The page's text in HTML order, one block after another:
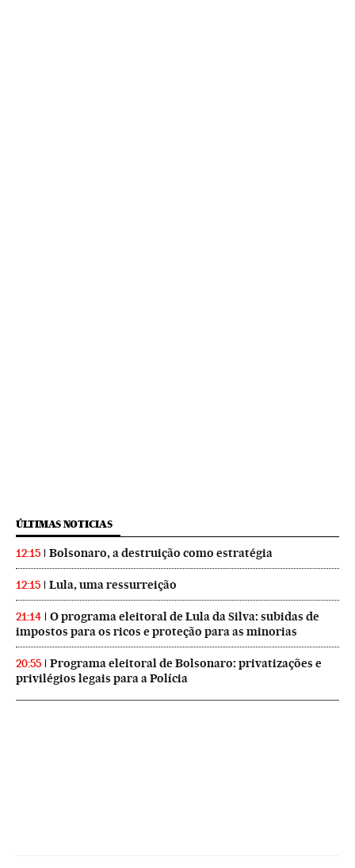
ÚLTIMAS NOTICIAS
12:15 Bolsonaro, a destruição como estratégia
12:15 Lula, uma ressurreição
21:14
O programa eleitoral de Lula da Silva: subidas de
impostos para os ricos e proteção para as minorias
20:55
Programa eleitoral de Bolsonaro: privatizações e
privilégios legais para a Polícia